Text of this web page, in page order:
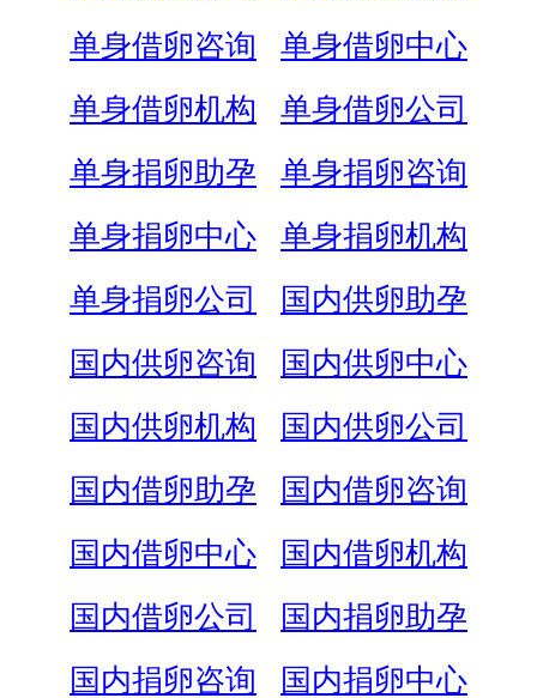
单身借卵咨询
单身借卵中心
单身借卵机构
单身借卵公司
单身捐卵助孕
单身捐卵咨询
单身捐卵中心
单身捐卵机构
单身捐卵公司
国内供卵助孕
国内供卵咨询
国内供卵中心
国内供卵机构
国内供卵公司
国内借卵助孕
国内借卵咨询
国内借卵中心
国内借卵机构
国内借卵公司
国内捐卵助孕
国内捐卵咨询
国内捐卵中心